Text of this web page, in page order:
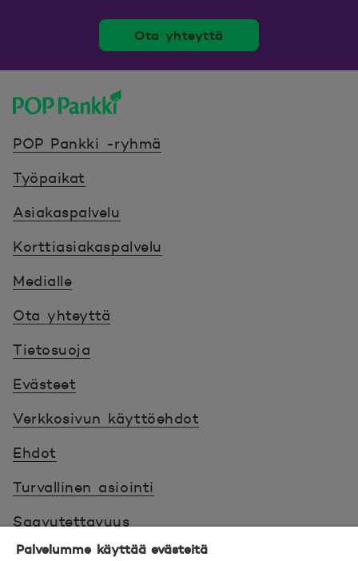
Ota yhteyttä
POP Pankki -ryhmä
Työpaikat
Asiakaspalvelu
Korttiasiakaspalvelu
Medialle
Ota yhteyttä
Tietosuoja
Evästeet
Verkkosivun käyttöehdot
Ehdot
Turvallinen asiointi
Saavutettavuus
Hyödyllistä tietää
Palvelumme käyttää evästeitä